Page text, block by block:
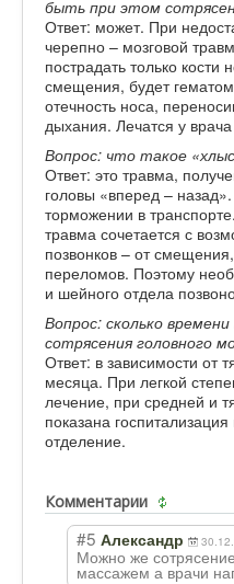
быть при этом
Ответ: может. При
черепно – мозговой
пострадать только
смещения, будет
отечность носа,
дыхания. Лечатся у
Вопрос: что такое
Ответ: это травма,
головы «вперед –
торможении в
травма сочетается с
позвонков – от
переломов. Поэтому
и шейного отдела
Вопрос: сколько
сотрясения головного
Ответ: в зависимости от
месяца. При легкой
лечение, при средней и
показана
отделение.
Комментарии
#5 Александр
Можно же
массажем а врачи